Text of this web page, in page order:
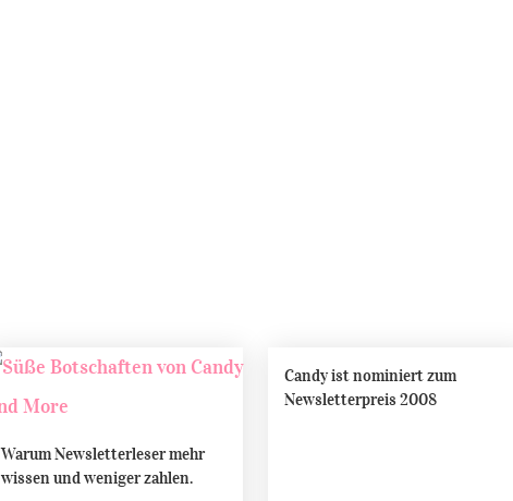
Warum Newsletterleser mehr
wissen und weniger zahlen.
Candy ist nominiert zum
Newsletterpreis 2008